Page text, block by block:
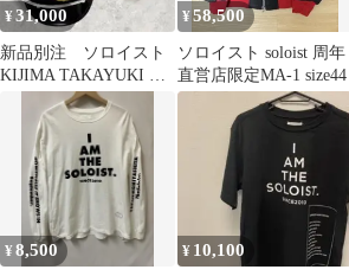
¥31,000
新品別注 ソロイスト
KIJIMA TAKAYUKI マ
リンキャップ ワッペ
¥58,500
ソロイスト soloist 周年
直営店限定MA-1 size44
¥8,500 ¥ 10,100